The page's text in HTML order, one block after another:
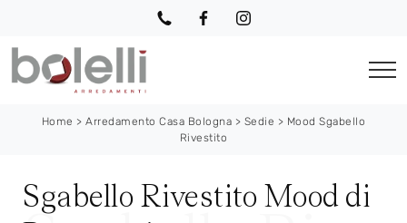
Home >Arredamento Casa Bologna > Sedie > Mood Sgabello
Rivestito
Sgabello Rivestito Mood di